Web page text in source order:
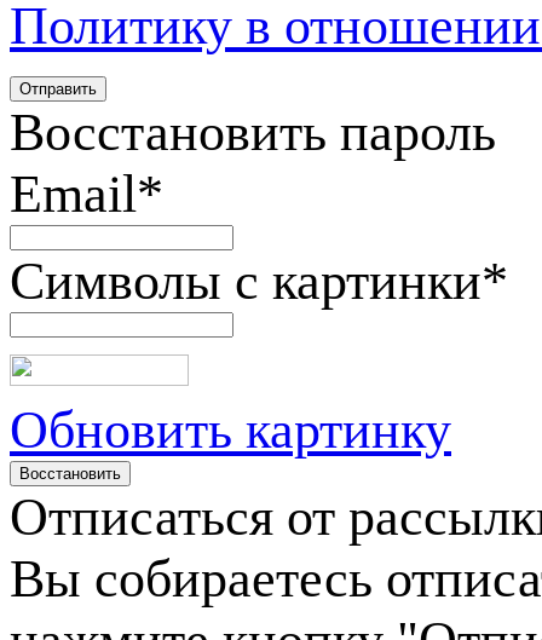
Политику в
Восстановить пароль
Email*
Символы с картинки*
Обновить картинку
Отписаться от
Вы собираетесь